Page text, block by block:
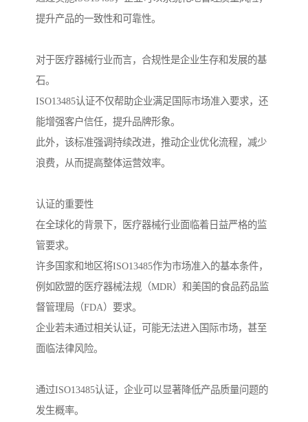
提升产品的一致性和可靠性。
对于医疗器械行业而言，合规性是企业生存和发展的基
石。
ISO13485认证不仅帮助企业满足国际市场准入要求，还
能增强客户信任，提升品牌形象。
此外，该标准强调持续改进，推动企业优化流程，减少
浪费，从而提高整体运营效率。
认证的重要性
在全球化的背景下，医疗器械行业面临着日益严格的监
管要求。
许多国家和地区将ISO13485作为市场准入的基本条件，
例如欧盟的医疗器械法规（MDR）和美国的食品药品监
督管理局（FDA）要求。
企业若未通过相关认证，可能无法进入国际市场，甚至
面临法律风险。
通过ISO13485认证，企业可以显著降低产品质量问题的
发生概率。